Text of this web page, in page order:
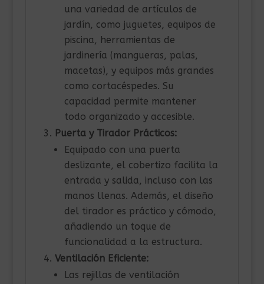
una variedad de artículos de
jardín, como juguetes, equipos de
piscina, herramientas de
jardinería (mangueras, palas,
macetas), y equipos más grandes
como cortacéspedes. Su
capacidad permite mantener
todo organizado y accesible.
Puerta y Tirador Prácticos:
Equipado con una puerta
deslizante, el cobertizo facilita la
entrada y salida, incluso con las
manos llenas. Además, el diseño
del tirador es práctico y cómodo,
añadiendo un toque de
funcionalidad a la estructura.
Ventilación Eficiente:
Las rejillas de ventilación